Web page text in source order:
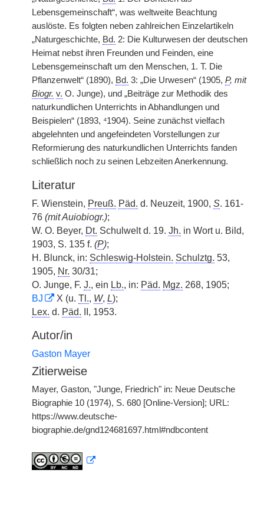
Lebensgemeinschaft“, was weltweite Beachtung
auslöste. Es folgten neben zahlreichen Einzelartikeln
„Naturgeschichte, Bd. 2: Die Kulturwesen der deutschen
Heimat nebst ihren Freunden und Feinden, eine
Lebensgemeinschaft um den Menschen, 1. T. Die
Pflanzenwelt“ (1890), Bd. 3: „Die Urwesen“ (1905, P, mit
Biogr. v. O. Junge), und „Beiträge zur Methodik des
naturkundlichen Unterrichts in Abhandlungen und
Beispielen“ (1893, ⁴1904). Seine zunächst vielfach
abgelehnten und angefeindeten Vorstellungen zur
Reformierung des naturkundlichen Unterrichts fanden
schließlich noch zu seinen Lebzeiten Anerkennung.
Literatur
F. Wienstein, Preuß. Päd. d. Neuzeit, 1900, S. 161-
76 (mit Auiobiogr.);
W. O. Beyer, Dt. Schulwelt d. 19. Jh. in Wort u. Bild,
1903, S. 135 f. (P);
H. Blunck, in: Schleswig-Holstein. Schulztg. 53,
1905, Nr. 30/31;
O. Junge, F. J., ein Lb., in: Päd. Mgz. 268, 1905;
BJ
X (u. Tl., W, L);
Lex. d. Päd. II, 1953.
Autor/in
Gaston Mayer
Zitierweise
Mayer, Gaston, "Junge, Friedrich" in: Neue Deutsche
Biographie 10 (1974), S. 680 [Online-Version]; URL:
https://www.deutsche-
biographie.de/gnd124681697.html#ndbcontent